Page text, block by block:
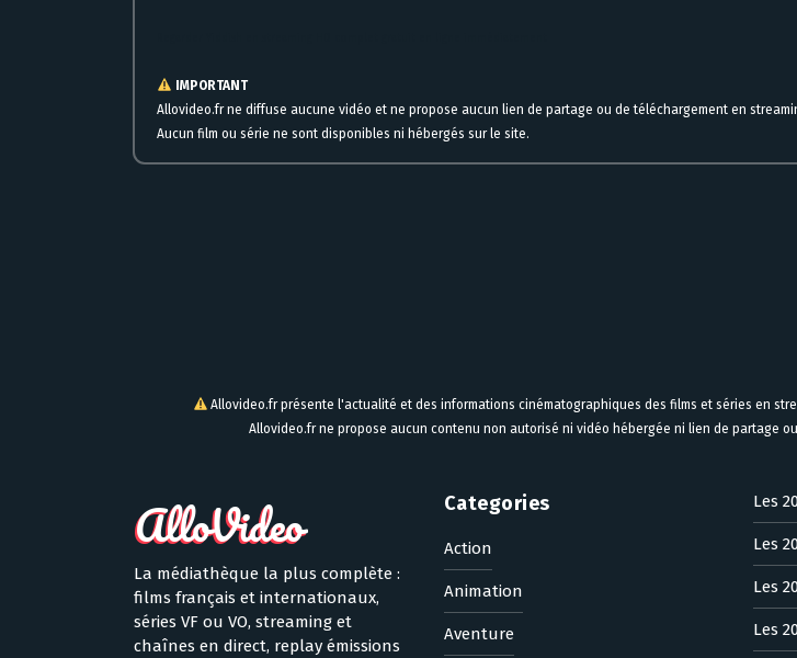
IMPORTANT
Allovideo.fr ne diffuse aucune vidéo et ne propose aucun lien de partage ou de téléchargement en
Aucun film ou série ne sont disponibles ni hébergés sur le site.
Allovideo.fr présente l'actualité et des informations cinématographiques des films et séries en
Allovideo.fr ne propose aucun contenu non autorisé ni vidéo hébergée ni lien de partage
La médiathèque la plus complète :
films français et internationaux,
séries VF ou VO, streaming et
chaînes en direct, replay émissions
Categories
Action
Animation
Aventure
Les
Les
Les
Les